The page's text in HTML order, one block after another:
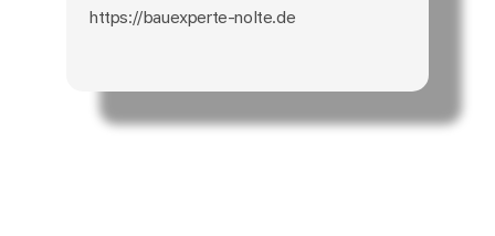
https://bauexperte-nolte.de